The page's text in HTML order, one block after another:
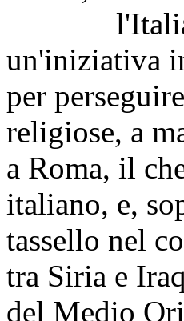
l'Italia
un'iniziativa
per
religiose, a
a Roma, il
italiano, e,
tassello nel
tra Siria e
del Medio